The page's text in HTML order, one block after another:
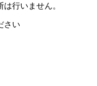
行いません。
さい